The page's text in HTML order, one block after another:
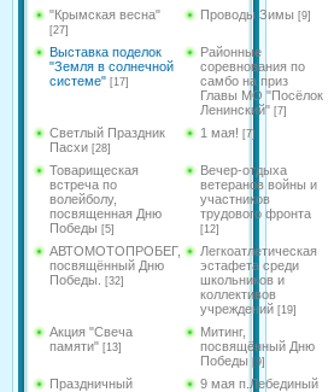
"Крымская весна"
[27]
Проводы Зимы [9]
Выставка поделок
"Земля в солнечной
системе" [17]
Районные
соревнования по
самбо на приз
Главы МО "Посёлок
Ленинский" [7]
Светлый Праздник
Пасхи [28]
1 мая! [7]
Товарищеская
встреча по
волейболу,
посвященная Дню
Победы [5]
Вечер-отдыха
ветеранов войны и
участников
трудового фронта
[12]
АВТОМОТОПРОБЕГ,
посвящённый Дню
Победы.
[32]
Легкоатлетическая
эстафета среди
школьников и
коллективов
учреждений [19]
Акция "Свеча
памяти" [13]
Митинг,
посвящённый Дню
Победы [9]
Праздничный
9 мая п.Лебединый